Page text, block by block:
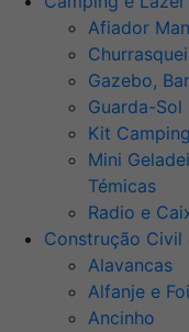
Afiador
Gazebo,
Guarda-Sol
Kit Camping
Mini
Témicas
Radio e
Construção Civil
Alavancas
Alfanje e
Ancinho